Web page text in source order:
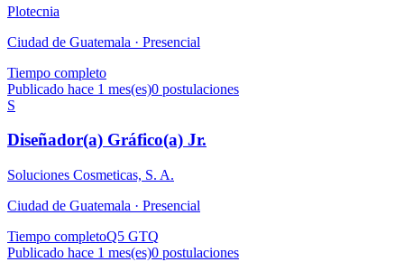
Plotecnia
Ciudad de Guatemala · Presencial
Tiempo completo
Publicado hace 1 mes(es)0 postulaciones
S
Diseñador(a) Gráfico(a) Jr.
Soluciones Cosmeticas, S. A.
Ciudad de Guatemala · Presencial
Tiempo completoQ5 GTQ
Publicado hace 1 mes(es)0 postulaciones